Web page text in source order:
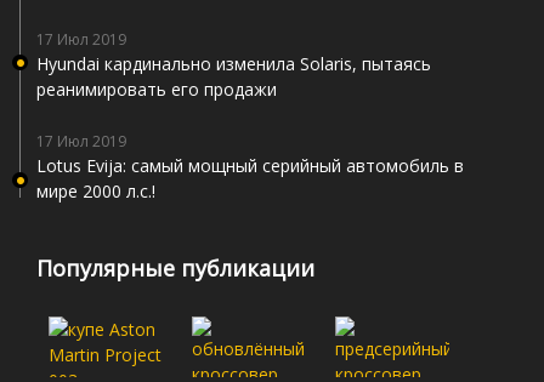
17 Июл 2019
Hyundai кардинально изменила Solaris, пытаясь
реанимировать его продажи
17 Июл 2019
Lotus Evija: самый мощный серийный автомобиль в
мире 2000 л.с.!
Популярные публикации